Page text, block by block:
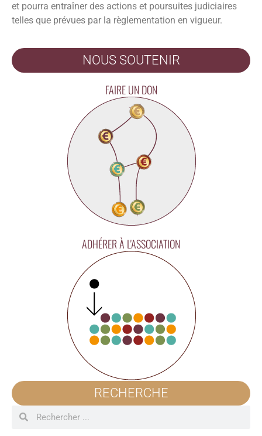
et pourra entraîner des actions et poursuites judiciaires
telles que prévues par la règlementation en vigueur.
NOUS SOUTENIR
FAIRE UN DON
ADHÉRER À L'ASSOCIATION
RECHERCHE